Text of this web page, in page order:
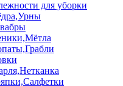
для уборки